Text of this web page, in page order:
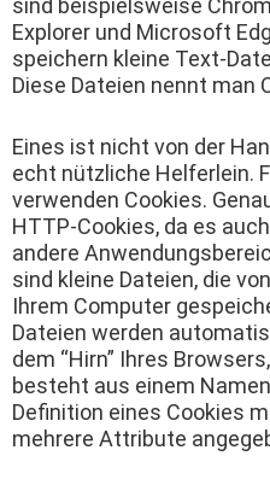
sind beispielsweise
Explorer und Microsoft
speichern kleine Text-
Diese Dateien nennt man
Eines ist nicht von der
echt nützliche Helferlein.
verwenden Cookies.
HTTP-Cookies, da es
andere
sind kleine Dateien, die
Ihrem Computer
Dateien werden
dem “Hirn” Ihres
besteht aus einem
Definition eines Cookies
mehrere Attribute